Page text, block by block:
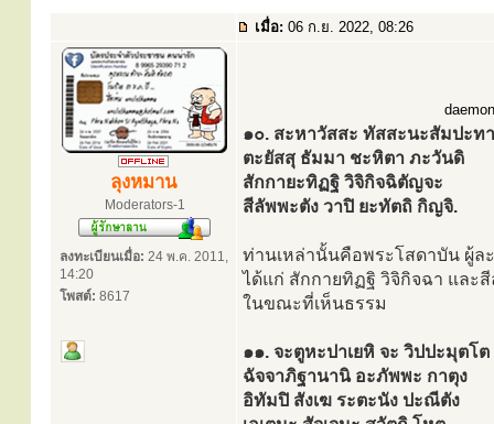
เมื่อ: 06 ก.ย. 2022, 08:26
ลุงหมาน
Moderators-1
ลงทะเบียนเมื่อ: 24 พ.ค. 2011,
14:20
โพสต์: 8617
๑๐. สะหาวัสสะ ทัสสะนะสัมปะท
ตะยัสสุ ธัมมา ชะหิตา ภะวันดิ
สักกายะทิฏฐิ วิจิกิจฉิตัญจะ
สีลัพพะตัง วาปิ ยะทัตถิ กิญจิ.
ท่านเหล่านั้นคือพระโสดาบัน ผู้ล
ได้แก่ สักกายทิฏฐิ วิจิกิจฉา และ
ในขณะที่เห็นธรรม
๑๑. จะตูหะปาเยหิ จะ วิปปะมุตโต
ฉัจจาภิฐานานิ อะภัพพะ กาตุง
อิทัมปิ สังเฆ ระตะนัง ปะณีตัง